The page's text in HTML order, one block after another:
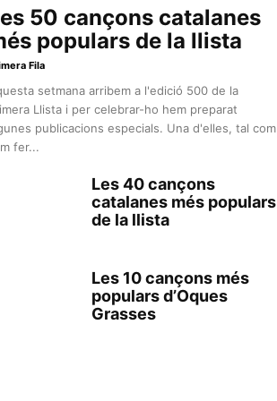
50 cançons catalanes
populars de la llista
Fila
setmana arribem a l'edició 500 de la
Llista i per celebrar-ho hem preparat
publicacions especials. Una d'elles, tal com
fer...
Les 40 cançons
catalanes més populars
de la llista
Les 10 cançons més
populars d’Oques
Grasses